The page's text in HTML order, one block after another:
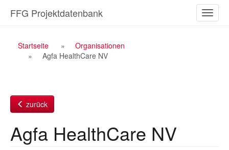
Inhalt
ein-/
FFG Projektdatenbank
Breadcrumb
Navigation
Startseite
Organisationen
Agfa HealthCare NV
zurück
Agfa HealthCare NV